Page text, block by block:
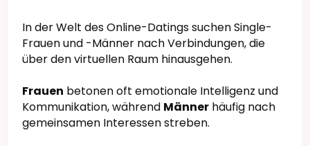
In der Welt des Online-Datings suchen Single-
Frauen und -Männer nach Verbindungen, die
über den virtuellen Raum hinausgehen.
Frauen betonen oft emotionale Intelligenz und
Kommunikation, während Männer häufig nach
gemeinsamen Interessen streben.